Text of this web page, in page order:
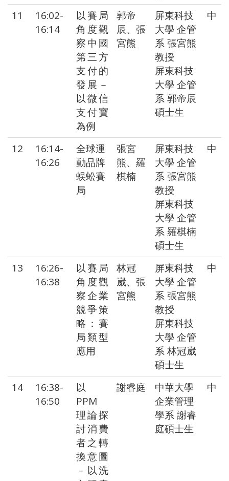
11
16:02-
16:14
以賽局
角度觀
察中國
第三方
支付的
發展－
以微信
支付寶
為例
郭帝
辰、張
宮熊
屏東科技
大學 企管
系 張宮熊
教授
屏東科技
大學 企管
系 郭帝辰
碩士生
中
12
16:14-
16:26
全球運
動品牌
蜈蚣賽
局
張宮
熊、羅
棋楠
屏東科技
大學 企管
系 張宮熊
教授
屏東科技
大學 企管
系 羅棋楠
碩士生
中
13
16:26-
16:38
以賽局
角度觀
察企業
競爭策
略：賽
局類型
應用
林冠
崴、張
宮熊
屏東科技
大學 企管
系 張宮熊
教授
屏東科技
大學 企管
系 林冠崴
碩士生
中
14
16:38-
16:50
以
PPM
理論探
討消費
者之轉
換意圖
－以洗
謝睿庭
中華大學
企業管理
學系 謝睿
庭碩士生
中